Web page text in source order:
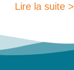
Lire la suite >